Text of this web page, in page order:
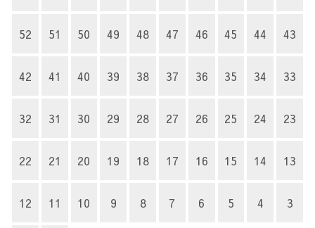
52 51 50 49 48 47 46 45 44 43
42 41 40 39 38 37 36 35 34 33
32 31 30 29 28 27 26 25 24 23
22 21 20 19 18 17 16 15 14 13
12 11 10 9 8 7 6 5 4 3